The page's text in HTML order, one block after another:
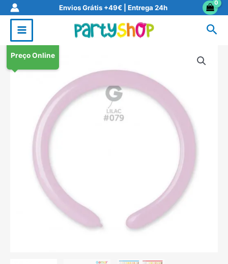
Skip
content
Envios Grátis +49€ | Entrega 24h
Preço Online